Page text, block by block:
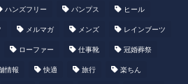
ハンズフリー パンプス ヒール
メルマガ メンズ レインブーツ
ローファー 仕事靴 冠婚葬祭
情報 快適 旅行 楽ちん